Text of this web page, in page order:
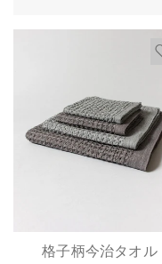
格子柄今治タオル